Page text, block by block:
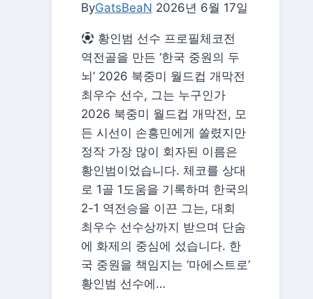
리
|
6
월
19
일
중
계
·
라
인
업
·
관
전
ByGatsBeaN 2026년 6월 17일
황인범 선수 프로필체코전
역전골을 만든 ‘한국 중원의 두
뇌’ 2026 북중미 월드컵 개막전
최우수 선수, 그는 누구인가
2026 북중미 월드컵 개막전, 모
든 시선이 손흥민에게 쏠렸지만
정작 가장 많이 회자된 이름은
황인범이었습니다. 체코를 상대
로 1골 1도움을 기록하며 한국의
2-1 역전승을 이끈 그는, 대회
최우수 선수상까지 받으며 단숨
에 화제의 중심에 섰습니다. 한
국 중원을 책임지는 ‘마에스트로’
황인범 선수에…